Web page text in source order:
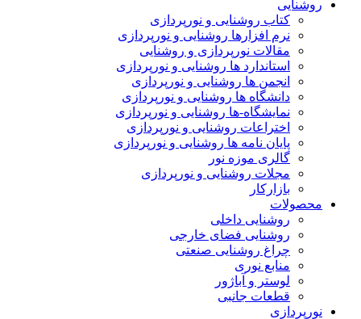
روشنایی
کتاب روشنایی و نورپردازی
نرم افزارها روشنایی و نورپردازی
مقالات نورپردازی و روشنایی
استاندارد ها روشنایی و نورپردازی
انجمن ها روشنایی و نورپردازی
دانشگاه ها روشنایی و نورپردازی
نمایشگاه-ها روشنایی و نورپردازی
اختراعات روشنایی و نورپردازی
پایان نامه ها روشنایی و نورپردازی
گالری موزه نور
مجلات روشنایی و نورپردازی
بازارکار
محصولات
روشنایی داخلی
روشنایی فضای خارجی
چراغ روشنایی صنعتی
منابع نوری
لوستر و آباژور
قطعات جانبی
نورپردازی